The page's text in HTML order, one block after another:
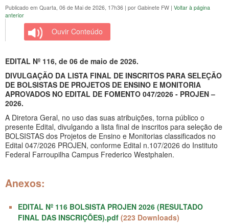
Publicado em Quarta, 06 de Mai de 2026, 17h36 | por Gabinete FW | Voltar à página
anterior
Ouvir Conteúdo
EDITAL Nº 116, de 06 de maio de 2026.
DIVULGAÇÃO DA LISTA FINAL DE INSCRITOS PARA SELEÇÃO
DE BOLSISTAS DE PROJETOS DE ENSINO E MONITORIA
APROVADOS NO EDITAL DE FOMENTO 047/2026 - PROJEN –
2026.
A Diretora Geral, no uso das suas atribuições, torna público o
presente Edital, divulgando a lista final de inscritos para seleção de
BOLSISTAS dos Projetos de Ensino e Monitorias classificados no
Edital 047/2026 PROJEN, conforme Edital n.107/2026 do Instituto
Federal Farroupilha Campus Frederico Westphalen.
Anexos:
EDITAL Nº 116 BOLSISTA PROJEN 2026 (RESULTADO
FINAL DAS INSCRIÇÕES).pdf (223 Downloads)